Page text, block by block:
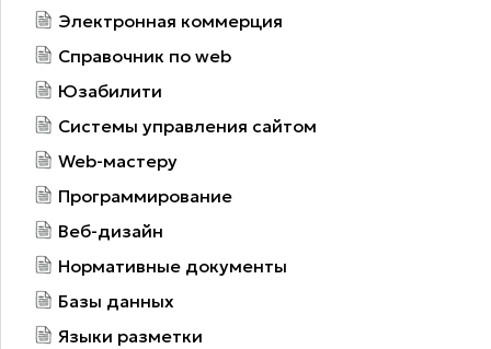
Электронная коммерция
Справочник по web
Юзабилити
Системы управления сайтом
Web-мастеру
Программирование
Веб-дизайн
Нормативные документы
Базы данных
Языки разметки